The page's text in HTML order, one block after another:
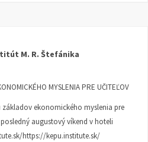
M. R. Štefánika
MYSLENIA PRE UČITEĽOV
ekonomického myslenia pre
augustový víkend v hoteli
https://kepu.institute.sk/